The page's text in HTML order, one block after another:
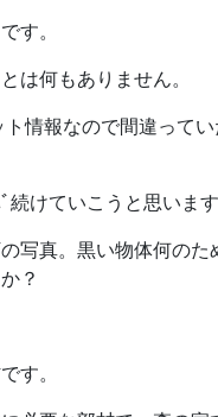
す。
は何もありません。
情報なので間違ってい
続けていこうと思います
写真。黒い物体何のた
？
す。